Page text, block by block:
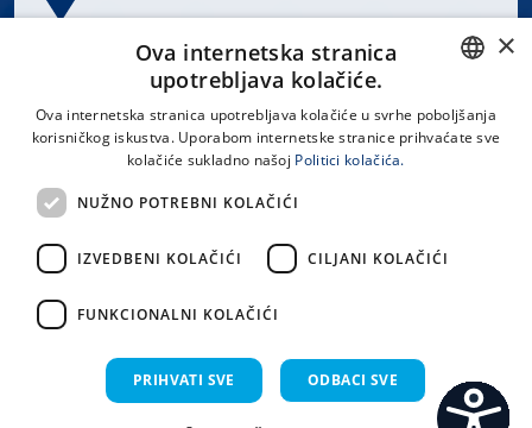
Spinčićeva 1, 21000 Split
LINKOVI
Uvjeti korištenja
CROATIAN
×
Ova internetska stranica
upotrebljava kolačiće.
Ova internetska stranica upotrebljava kolačiće u svrhe poboljšanja
korisničkog iskustva. Uporabom internetske stranice prihvaćate sve
kolačiće sukladno našoj Politici kolačića.
NUŽNO POTREBNI KOLAČIĆI
IZVEDBENI KOLAČIĆI CILJANI KOLAČIĆI
FUNKCIONALNI KOLAČIĆI
PRIHVATI SVE ODBACI SVE